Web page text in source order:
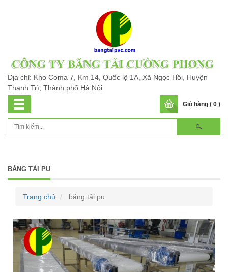
Địa chỉ: Kho Coma 7, Km 14, Quốc lộ 1A, Xã Ngọc Hồi, Huyện
Thanh Trì, Thành phố Hà Nội
Giỏ hàng ( 0 )
BĂNG TẢI PU
Trang chủ băng tải pu